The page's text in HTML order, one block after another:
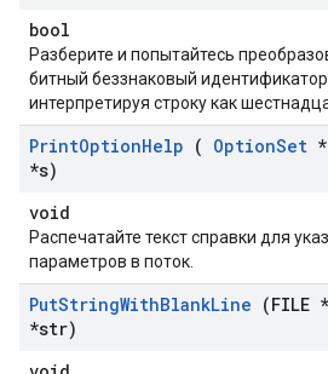
bool
Разберите и попытайтесь
битный беззнаковый
интерпретируя строку как
PrintOptionHelp ( OptionSet
*s)
void
Распечатайте текст справки для
параметров в поток.
PutStringWithBlankLine (FILE
*str)